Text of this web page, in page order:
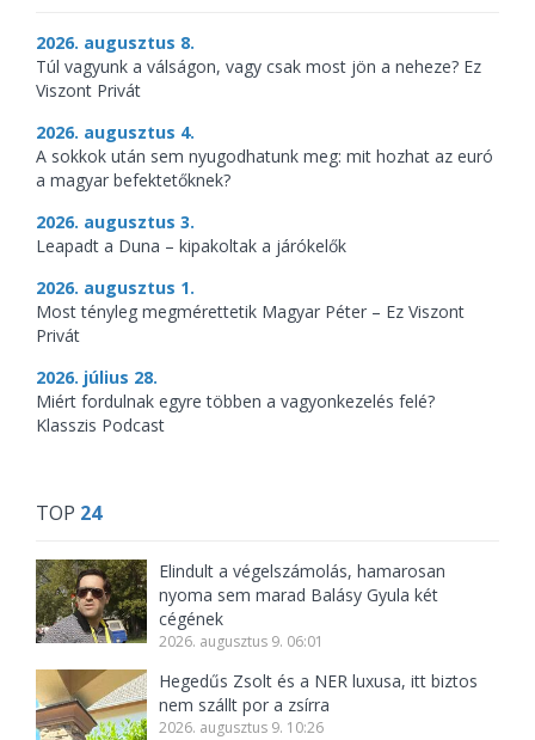
2026. augusztus 8.
Túl vagyunk a válságon, vagy csak most jön a neheze? Ez
Viszont Privát
2026. augusztus 4.
A sokkok után sem nyugodhatunk meg: mit hozhat az euró
a magyar befektetőknek?
2026. augusztus 3.
Leapadt a Duna – kipakoltak a járókelők
2026. augusztus 1.
Most tényleg megmérettetik Magyar Péter – Ez Viszont
Privát
2026. július 28.
Miért fordulnak egyre többen a vagyonkezelés felé?
Klasszis Podcast
TOP 24
Elindult a végelszámolás, hamarosan
nyoma sem marad Balásy Gyula két
cégének
2026. augusztus 9. 06:01
Hegedűs Zsolt és a NER luxusa, itt biztos
nem szállt por a zsírra
2026. augusztus 9. 10:26